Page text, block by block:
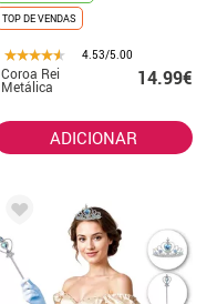
TOP DE VENDAS
4.53/5.00
Coroa Rei
Metálica 14.99€
ADICIONAR